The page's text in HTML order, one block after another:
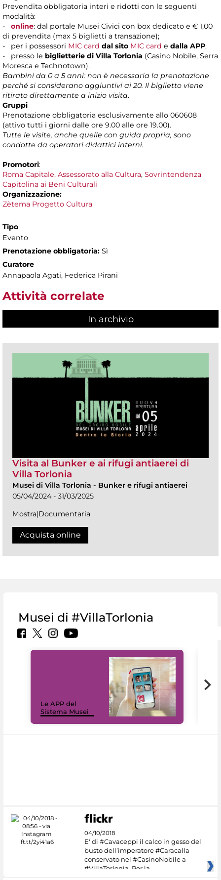
Prevendita obbligatoria interi e ridotti con le seguenti
modalità:
- online: dal portale Musei Civici con box dedicato e € 1,00
di prevendita (max 5 biglietti a transazione);
- per i possessori MIC card dal sito MIC card e dalla APP;
- presso le biglietterie di Villa Torlonia (Casino Nobile, Serra
Moresca e Technotown).
Bambini da 0 a 5 anni: non è necessaria la prenotazione
perché si considerano aggiuntivi ai 20. Il biglietto viene
ritirato direttamente a inizio visita.
Gruppi
Prenotazione obbligatoria esclusivamente allo 060608
(attivo tutti i giorni dalle ore 9.00 alle ore 19.00).
Tutte le visite, anche quelle con guida propria, sono
condotte da operatori didattici interni.
Promotori:
Roma Capitale, Assessorato alla Cultura, Sovrintendenza
Capitolina ai Beni Culturali
Organizzazione:
Zètema Progetto Cultura
Tipo
Evento
Prenotazione obbligatoria: Sì
Curatore
Annapaola Agati, Federica Pirani
Attività correlate
In archivio
Visita al Bunker e ai rifugi antiaerei di
Villa Torlonia
Musei di Villa Torlonia - Bunker e rifugi antiaerei
05/04/2024 - 31/03/2025
Mostra|Documentaria
Acquista online
Musei di #VillaTorlonia
Le APP del
Sistema Musei
04/10/2018
E' di #Cavaceppi il calco in gesso del
busto dell’imperatore #Caracalla
conservato nel #CasinoNobile a
#VillaTorlonia. Per la